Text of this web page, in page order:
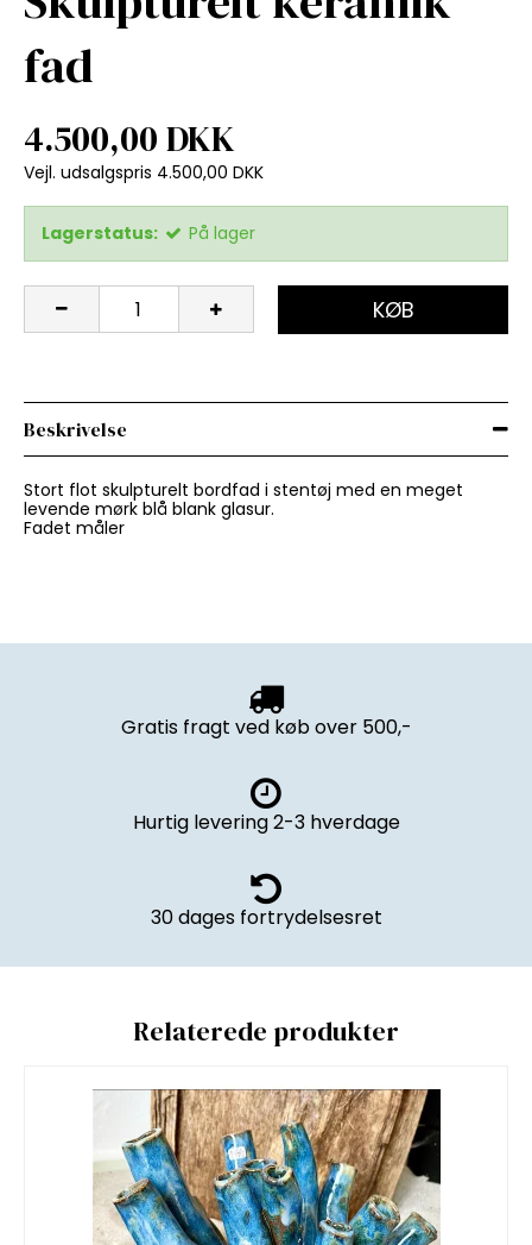
fad
4.500,00 DKK
Vejl. udsalgspris 4.500,00 DKK
Lagerstatus: På lager
KØB
Beskrivelse
Stort flot skulpturelt bordfad i stentøj med en meget
levende mørk blå blank glasur.
Fadet måler
Gratis fragt ved køb over 500,-
Hurtig levering 2-3 hverdage
30 dages fortrydelsesret
Relaterede produkter